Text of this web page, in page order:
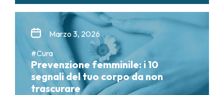
Marzo 3, 2026
#Cura
Prevenzione femminile: i 10
segnali del tuo corpo da non
trascurare